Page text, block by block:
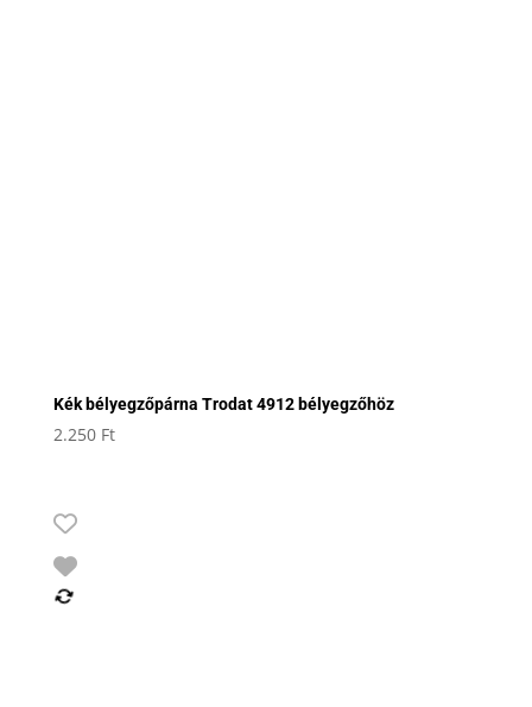
Kék bélyegzőpárna Trodat 4912 bélyegzőhöz
2.250 Ft